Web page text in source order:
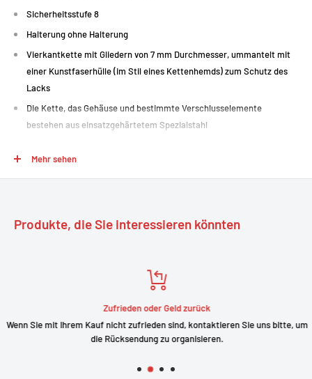
Sicherheitsstufe 8
Halterung ohne Halterung
Vierkantkette mit Gliedern von 7 mm Durchmesser, ummantelt mit
einer Kunstfaserhülle (im Stil eines Kettenhemds) zum Schutz des
Lacks
Die Kette, das Gehäuse und bestimmte Verschlusselemente
bestehen aus einsatzgehärtetem Spezialstahl
dem Aufbrechen
Im Lieferumfang sind 2 Schlüssel enthalten
Mehr sehen
Produkte, die Sie interessieren könnten
Zufrieden oder Geld zurück
Wenn Sie mit Ihrem Kauf nicht zufrieden sind, kontaktieren Sie uns bitte, um
die Rücksendung zu organisieren.